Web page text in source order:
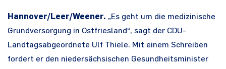
Hannover/Leer/Weener. „Es geht um die medizinische
Grundversorgung in Ostfriesland“, sagt der CDU-
Landtagsabgeordnete Ulf Thiele. Mit einem Schreiben
fordert er den niedersächsischen Gesundheitsminister